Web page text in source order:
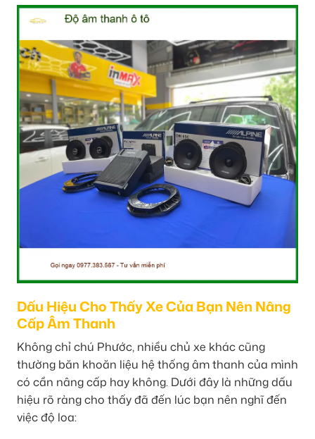
Dấu Hiệu Cho Thấy Xe Của Bạn Nên Nâng
Cấp Âm Thanh
Không chỉ chú Phước, nhiều chủ xe khác cũng
thường băn khoăn liệu hệ thống âm thanh của mình
có cần nâng cấp hay không. Dưới đây là những dấu
hiệu rõ ràng cho thấy đã đến lúc bạn nên nghĩ đến
việc độ loa: